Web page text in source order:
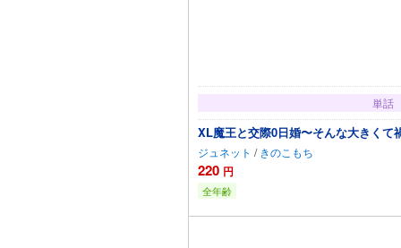
単話
XL魔王と交際0日婚〜そんな大きくて
ジュネット / きのこもち
220 円
全年齢